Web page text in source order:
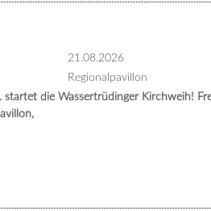
21.08.2026
Regionalpavillon
startet die Wassertrüdinger Kirchweih!